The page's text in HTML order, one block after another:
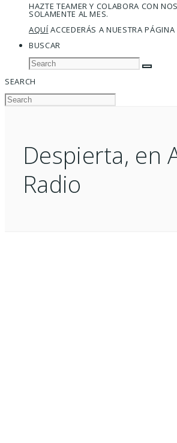
HAZTE TEAMER Y COLABORA CON
SOLAMENTE AL MES.
AQUÍACCEDERÁS A NUESTRA PÁGINA
BUSCAR
SEARCH
Despierta, en
Radio